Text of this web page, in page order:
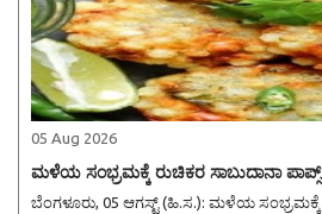
05 Aug 2026
ಮಳೆಯ ಸಂಭ್ರಮಕ್ಕೆ ರುಚಿಕರ ಸಾಬುದಾನಾ ಪಾಪ್ಸ್
ಬೆಂಗಳೂರು, 05 ಆಗಸ್ಟ್ (ಹಿ.ಸ.): ಮಳೆಯ ಸಂಭ್ರಮಕ್ಕೆ ರುಚಿಕರ ಸಾಬುದಾನಾ ಪಾಪ್ಸ್